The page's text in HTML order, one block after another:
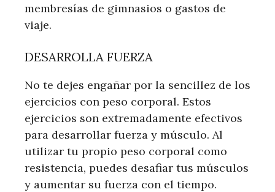
membresías de gimnasios o gastos de
viaje.
DESARROLLA FUERZA
No te dejes engañar por la sencillez de los
ejercicios con peso corporal. Estos
ejercicios son extremadamente efectivos
para desarrollar fuerza y ​​​​músculo. Al
utilizar tu propio peso corporal como
resistencia, puedes desafiar tus músculos
y aumentar su fuerza con el tiempo.